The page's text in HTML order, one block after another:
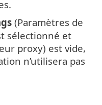
(Paramètres de
sélectionné et
proxy) est vide,
n’utilisera pas